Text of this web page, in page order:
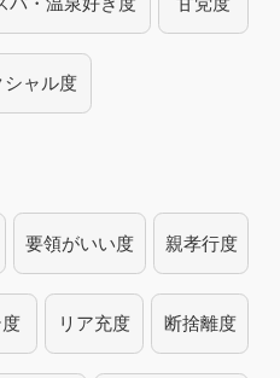
シャル度
要領がいい度 親孝行度
リア充度 断捨離度